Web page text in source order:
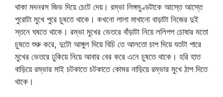
থাকা মদনরস জিভ দিয়ে চেটে দেয়। রম্ভা লিঙ্গমুণ্ডটাকে আস্তে আস্তে
পুরোটা মুখে পুরে চুষতে থাকে। কখনো লালা মাখানো বাড়াটা নিজের দুই
স্তনে ঘষতে থাকে। রম্ভা মুখের ভেতরে বাঁড়াটা নিয়ে ললিপপ চোষার মতো
চুষতে শুরু করে, দুটো আঙ্গুল দিয়ে বিচি তে আলতো চাপ দিয়ে যতটা পারে
মুখের ভেতরে ঢুকিয়ে নিয়ে আবার বের করে এনে চুষতে থাকে। হরি হাত
বাড়িয়ে রম্ভার মাই চটকাতে চটকাতে কোমর নাড়িয়ে রম্ভার মুখে ঠাপ দিতে
থাকে।